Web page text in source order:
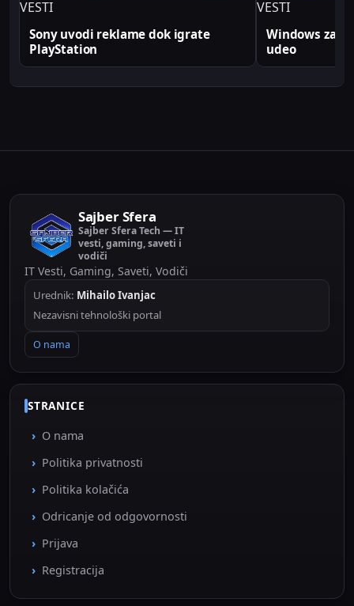
VESTI
Sony uvodi reklame dok igrate
PlayStation
VESTI
Windows
udeo
Sajber Sfera
Sajber Sfera Tech — IT
vesti, gaming, saveti i
vodiči
IT Vesti, Gaming, Saveti, Vodiči
Urednik: Mihailo Ivanjac
Nezavisni tehnološki portal
O nama
STRANICE
O nama
Politika privatnosti
Politika kolačića
Odricanje od odgovornosti
Prijava
Registracija